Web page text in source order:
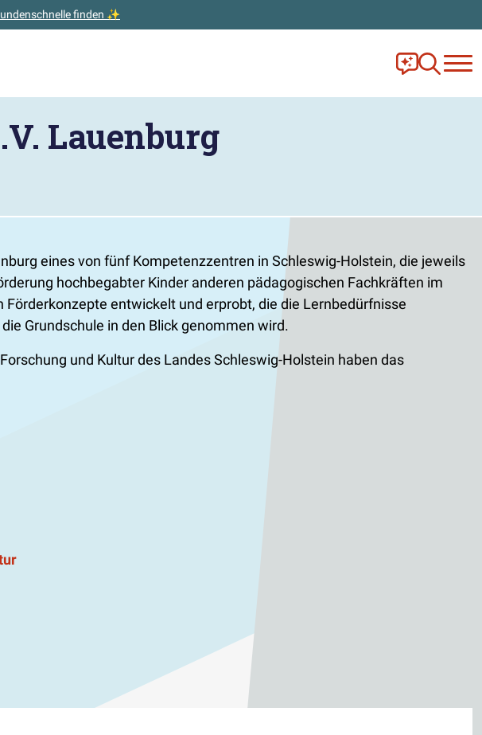
finden ✨
Frag Ella!
Zur
Lauenburg
eines von fünf Kompetenzzentren in Schleswig-Holstein, die jeweils
hochbegabter Kinder anderen pädagogischen Fachkräften im
entwickelt und erprobt, die die Lernbedürfnisse
Grundschule in den Blick genommen wird.
und Kultur des Landes Schleswig-Holstein haben das